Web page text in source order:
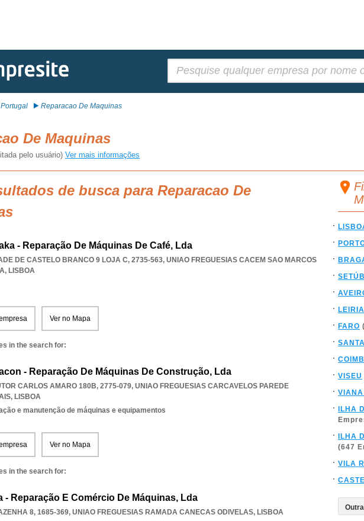
Reparacao De Maquinas
De Maquinas
pelo usuário) Ver mais informações
de busca para Reparacao De
- Reparação De Máquinas De Café, Lda
DE CASTELO BRANCO 9 LOJA C, 2735-563, UNIAO FREGUESIAS CACEM SAO MARCOS
, LISBOA
Ver no Mapa
in the search for:
- Reparação De Máquinas De Construção, Lda
CARLOS AMARO 180B, 2775-079, UNIAO FREGUESIAS CARCAVELOS PAREDE
, LISBOA
e manutenção de máquinas e equipamentos
Ver no Mapa
in the search for:
- Reparação E Comércio De Máquinas, Lda
8, 1685-369, UNIAO FREGUESIAS RAMADA CANECAS ODIVELAS, LISBOA
LEIRIA
FARO
VISEU
ILHA
ILHA
(647
VILA